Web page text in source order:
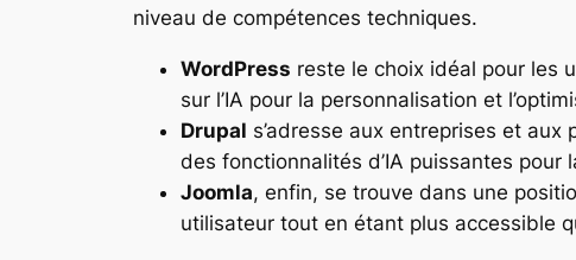
niveau de compétences techniques.
WordPress reste le choix idéal pour les
sur l’IA pour la personnalisation et
Drupal s’adresse aux entreprises et
des fonctionnalités d’IA puissantes
Joomla, enfin, se trouve dans une
utilisateur tout en étant plus accessible